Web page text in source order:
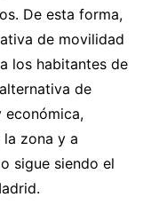
De esta forma,
de movilidad
los habitantes de
de
zona y a
sigue siendo el